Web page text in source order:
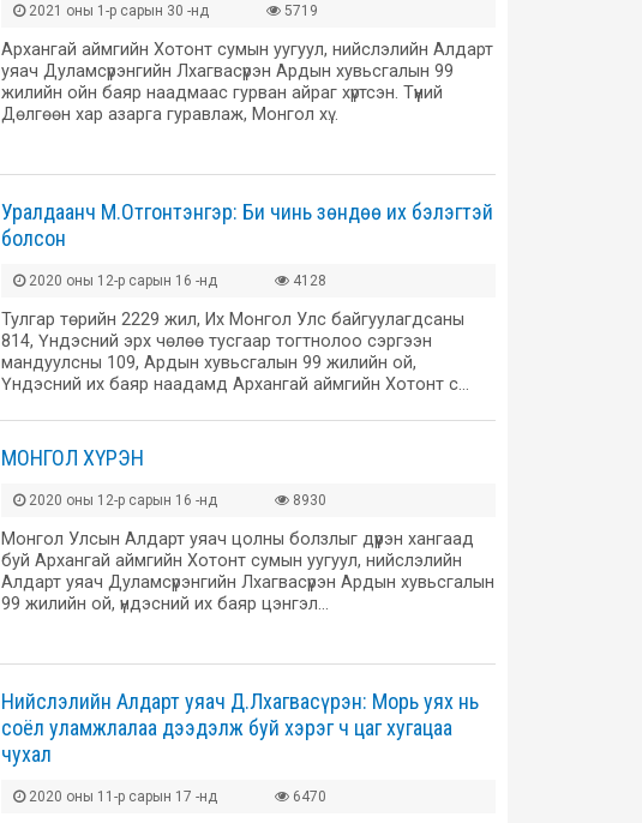
2021 оны 1-р сарын 30 -нд 5719
Архангай аймгийн Хотонт сумын уугуул, нийслэлийн Алдарт
уяач Дуламсүрэнгийн Лхагвасүрэн Ардын хувьсгалын 99
жилийн ойн баяр наадмаас гурван айраг хүртсэн. Түүний
Дөлгөөн хар азарга гуравлаж, Монгол хү…
Уралдаанч М.Отгонтэнгэр: Би чинь зөндөө их бэлэгтэй
болсон
2020 оны 12-р сарын 16 -нд 4128
Тулгар төрийн 2229 жил, Их Монгол Улс байгуулагдсаны
814, Үндэсний эрх чөлөө тусгаар тогтнолоо сэргээн
мандуулсны 109, Ардын хувьсгалын 99 жилийн ой,
Үндэсний их баяр наадамд Архангай аймгийн Хотонт с…
МОНГОЛ ХҮРЭН
2020 оны 12-р сарын 16 -нд 8930
Монгол Улсын Алдарт уяач цолны болзлыг дүүрэн хангаад
буй Архангай аймгийн Хотонт сумын уугуул, нийслэлийн
Алдарт уяач Дуламсүрэнгийн Лхагвасүрэн Ардын хувьсгалын
99 жилийн ой, үндэсний их баяр цэнгэл…
Нийслэлийн Алдарт уяач Д.Лхагвасүрэн: Морь уях нь
соёл уламжлалаа дээдэлж буй хэрэг ч цаг хугацаа
чухал
2020 оны 11-р сарын 17 -нд 6470